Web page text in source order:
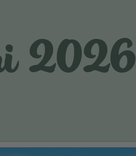
2026